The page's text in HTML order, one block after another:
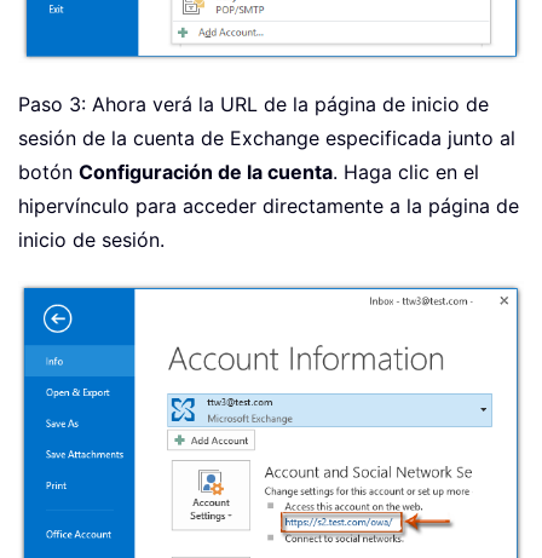
Paso 3: Ahora verá la URL de la página de inicio de
sesión de la cuenta de Exchange especificada junto al
botón Configuración de la cuenta. Haga clic en el
hipervínculo para acceder directamente a la página de
inicio de sesión.